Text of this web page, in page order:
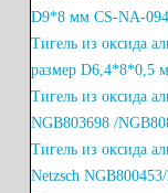
D9*8 мм CS-NA-
Тигель из оксида
размер D6,4*8*0,5
Тигель из оксида
NGB803698 /
Тигель из оксида
Netzsch